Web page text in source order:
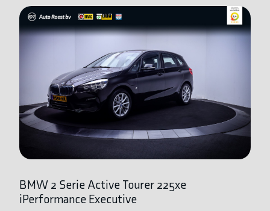
BMW 2 Serie Active Tourer 225xe
iPerformance Executive